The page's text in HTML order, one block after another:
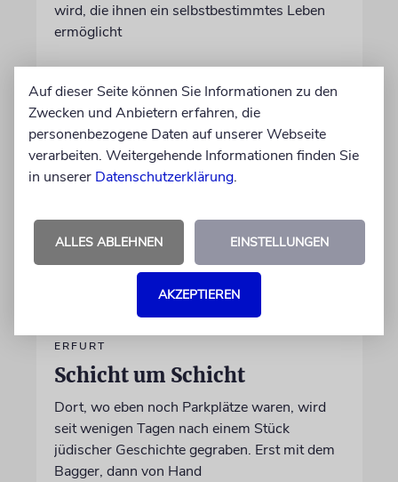
wird, die ihnen ein selbstbestimmtes Leben
ermöglicht
von Christine Schmitt
05.08.2026
ERFURT
Schicht um Schicht
Dort, wo eben noch Parkplätze waren, wird
seit wenigen Tagen nach einem Stück
jüdischer Geschichte gegraben. Erst mit dem
Bagger, dann von Hand
Auf dieser Seite können Sie Informationen zu den
Zwecken und Anbietern erfahren, die
personenbezogene Daten auf unserer Webseite
verarbeiten. Weitergehende Informationen finden Sie
in unserer Datenschutzerklärung.
ALLES ABLEHNEN EINSTELLUNGEN
AKZEPTIEREN